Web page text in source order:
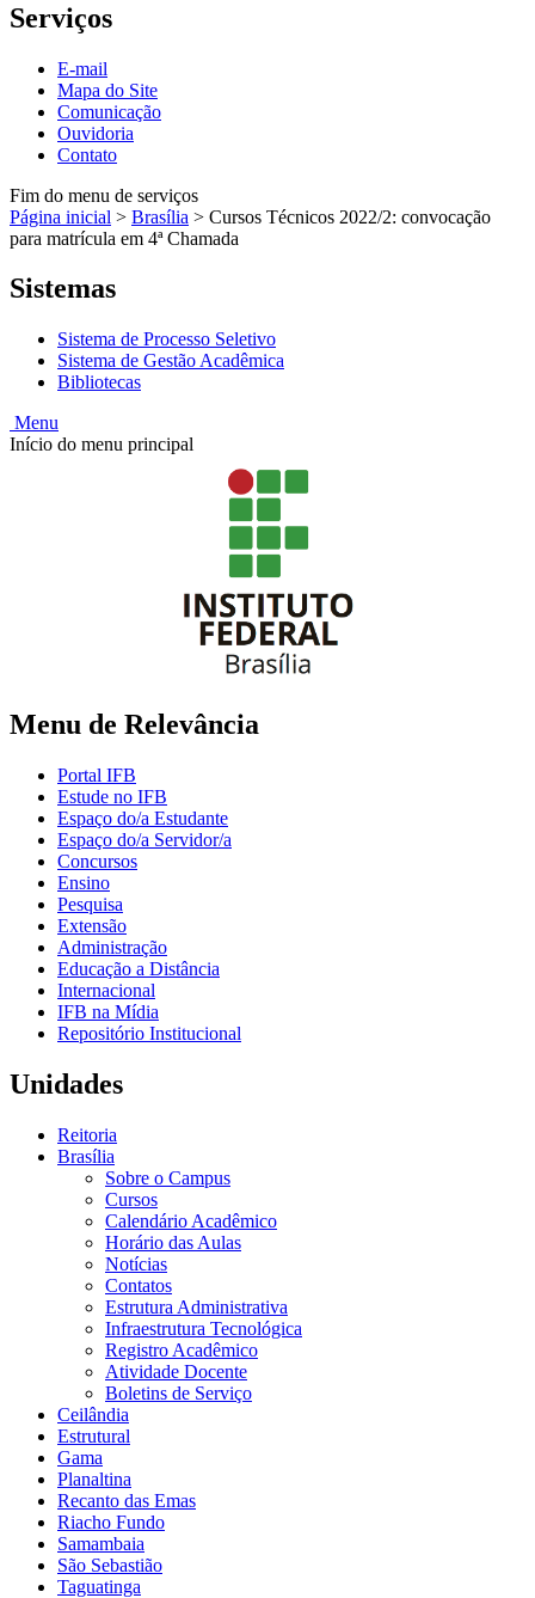
Serviços
E-mail
Mapa do Site
Comunicação
Ouvidoria
Contato
Fim do menu de serviços
Página inicial > Brasília > Cursos Técnicos 2022/2: convocação
para matrícula em 4ª Chamada
Sistemas
Sistema de Processo Seletivo
Sistema de Gestão Acadêmica
Bibliotecas
Menu
Início do menu principal
Menu de Relevância
Portal IFB
Estude no IFB
Espaço do/a Estudante
Espaço do/a Servidor/a
Concursos
Ensino
Pesquisa
Extensão
Administração
Educação a Distância
Internacional
IFB na Mídia
Repositório Institucional
Unidades
Reitoria
Brasília
Sobre o Campus
Cursos
Calendário Acadêmico
Horário das Aulas
Notícias
Contatos
Estrutura Administrativa
Infraestrutura Tecnológica
Registro Acadêmico
Atividade Docente
Boletins de Serviço
Ceilândia
Estrutural
Gama
Planaltina
Recanto das Emas
Riacho Fundo
Samambaia
São Sebastião
Taguatinga